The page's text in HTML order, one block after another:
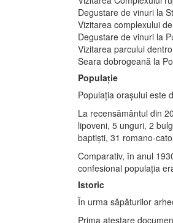
Degustare de vinuri la
Vizitarea complexului
Degustare de vinuri la
Vizitarea parcului
Seara dobrogeană la
Populație
Populaţia oraşului este
La recensământul din
lipoveni, 5 unguri, 2
baptişti, 31 romano-
Comparativ, în anul
confesional populaţia
Istoric
În urma săpăturilor
Prima atestare